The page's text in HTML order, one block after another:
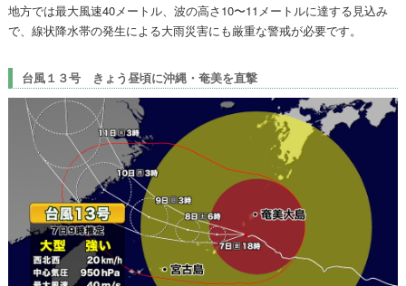
地方では最大風速40メートル、波の高さ10〜11メートルに達する見込み
で、線状降水帯の発生による大雨災害にも厳重な警戒が必要です。
台風１３号 きょう昼頃に沖縄・奄美を直撃